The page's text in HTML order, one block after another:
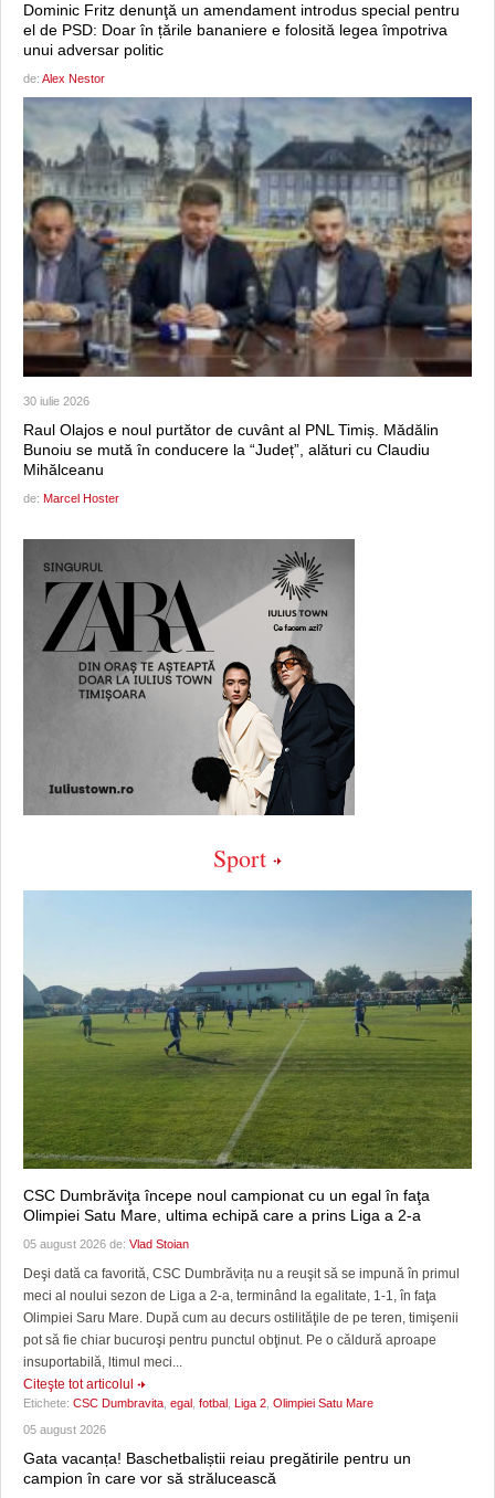
Dominic Fritz denunţă un amendament introdus special pentru
el de PSD: Doar în țările bananiere e folosită legea împotriva
unui adversar politic
de: Alex Nestor
30 iulie 2026
Raul Olajos e noul purtător de cuvânt al PNL Timiș. Mădălin
Bunoiu se mută în conducere la “Județ”, alături cu Claudiu
Mihălceanu
de: Marcel Hoster
Sport
CSC Dumbrăviţa începe noul campionat cu un egal în faţa
Olimpiei Satu Mare, ultima echipă care a prins Liga a 2-a
05 august 2026 de: Vlad Stoian
Deşi dată ca favorită, CSC Dumbrăvița nu a reuşit să se impună în primul
meci al noului sezon de Liga a 2-a, terminând la egalitate, 1-1, în faţa
Olimpiei Saru Mare. După cum au decurs ostilităţile de pe teren, timişenii
pot să fie chiar bucuroşi pentru punctul obţinut. Pe o căldură aproape
insuportabilă, ltimul meci...
Citeşte tot articolul
Etichete: CSC Dumbravita egal fotbal Liga 2 Olimpiei Satu Mare
05 august 2026
Gata vacanța! Baschetbaliștii reiau pregătirile pentru un
campion în care vor să strălucească